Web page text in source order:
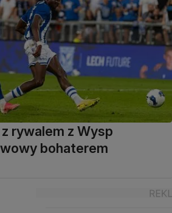
rywalem z Wysp
bohaterem